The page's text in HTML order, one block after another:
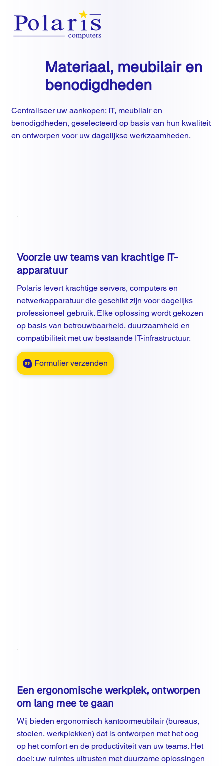
Materiaal, meubilair en
benodigdheden
Centraliseer uw aankopen: IT, meubilair en
benodigdheden, geselecteerd op basis van hun kwaliteit
en ontworpen voor uw dagelijkse werkzaamheden.
Voorzie uw teams van krachtige IT-
apparatuur
Polaris levert krachtige servers, computers en
netwerkapparatuur die geschikt zijn voor dagelijks
professioneel gebruik. Elke oplossing wordt gekozen
op basis van betrouwbaarheid, duurzaamheid en
compatibiliteit met uw bestaande IT-infrastructuur.
Formulier verzenden
Een ergonomische werkplek, ontworpen
om lang mee te gaan
Wij bieden ergonomisch kantoormeubilair (bureaus,
stoelen, werkplekken) dat is ontworpen met het oog
op het comfort en de productiviteit van uw teams. Het
doel: uw ruimtes uitrusten met duurzame oplossingen